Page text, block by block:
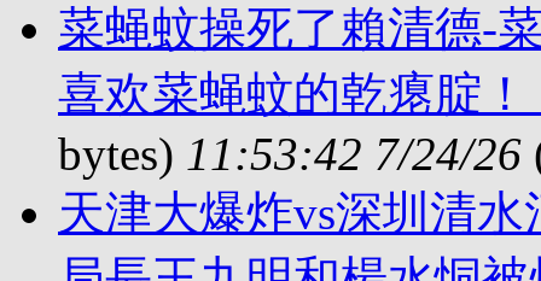
菜蝇蚊操死了賴清德-
喜欢菜蝇蚊的乾瘪腚！
bytes) 11:53:42 7/24/26
天津大爆炸vs深圳清